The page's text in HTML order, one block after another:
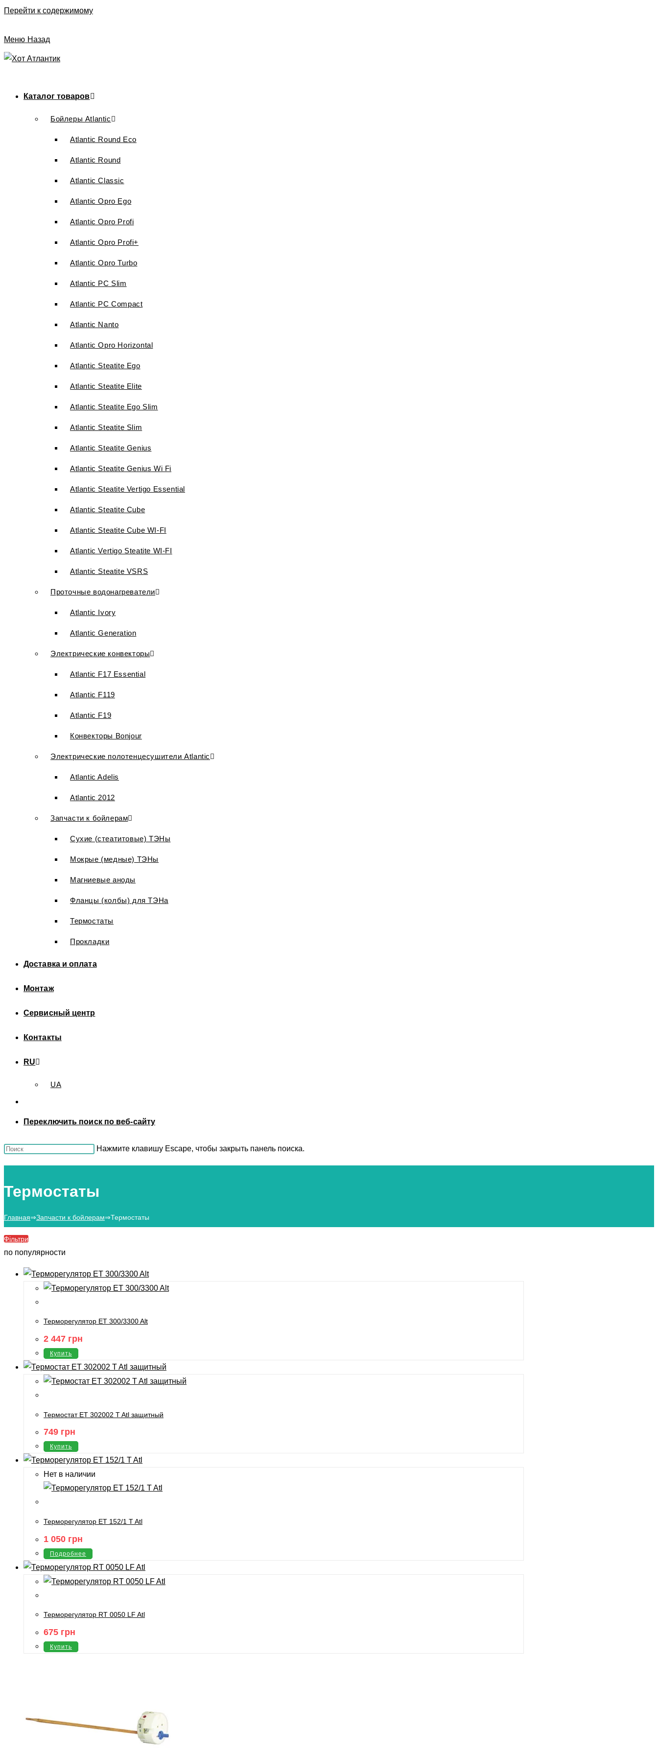
Перейти к содержимому
Меню Назад
Каталог товаров
Бойлеры Atlantic
Atlantic Round Eco
Atlantic Round
Atlantic Classic
Atlantic Opro Ego
Atlantic Opro Profi
Atlantic Opro Profi+
Atlantic Opro Turbo
Atlantic PC Slim
Atlantic PC Compact
Atlantic Nanto
Atlantic Opro Horizontal
Atlantic Steatite Ego
Atlantic Steatite Elite
Atlantic Steatite Ego Slim
Atlantic Steatite Slim
Atlantic Steatite Genius
Atlantic Steatite Genius Wi Fi
Atlantic Steatite Vertigo Essential
Atlantic Steatite Cube
Atlantic Steatite Cube WI-FI
Atlantic Vertigo Steatite WI-FI
Atlantic Steatite VSRS
Проточные водонагреватели
Atlantic Ivory
Atlantic Generation
Электрические конвекторы
Atlantic F17 Essential
Atlantic F119
Atlantic F19
Конвекторы Bonjour
Электрические полотенцесушители Atlantic
Atlantic Adelis
Atlantic 2012
Запчасти к бойлерам
Сухие (стеатитовые) ТЭНы
Мокрые (медные) ТЭНы
Магниевые аноды
Фланцы (колбы) для ТЭНа
Термостаты
Прокладки
Доставка и оплата
Монтаж
Сервисный центр
Контакты
RU
UA
Переключить поиск по веб-сайту
Нажмите клавишу Escape, чтобы закрыть панель поиска.
Термостаты
Главная⇒Запчасти к бойлерам⇒Термостаты
Фільтри
по популярности
Терморегулятор ET 300/3300 Alt
2 447 грн
Купить
Термостат ET 302002 T Atl защитный
749 грн
Купить
Нет в наличии
Терморегулятор ET 152/1 T Atl
1 050 грн
Подробнее
Терморегулятор RT 0050 LF Atl
675 грн
Купить